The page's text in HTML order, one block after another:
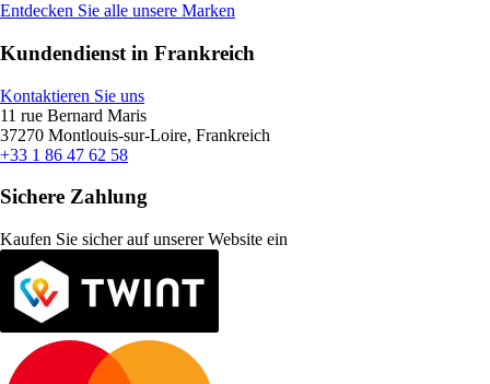
Entdecken Sie alle unsere Marken
Kundendienst in Frankreich
Kontaktieren Sie uns
11 rue Bernard Maris
37270 Montlouis-sur-Loire, Frankreich
+33 1 86 47 62 58
Sichere Zahlung
Kaufen Sie sicher auf unserer Website ein